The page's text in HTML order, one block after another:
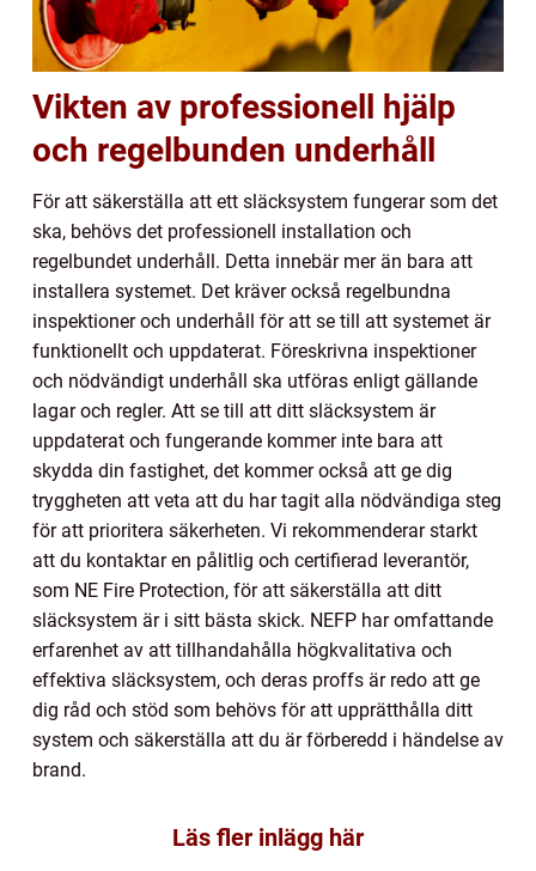
Vikten av professionell hjälp
och regelbunden underhåll
För att säkerställa att ett släcksystem fungerar som det
ska, behövs det professionell installation och
regelbundet underhåll. Detta innebär mer än bara att
installera systemet. Det kräver också regelbundna
inspektioner och underhåll för att se till att systemet är
funktionellt och uppdaterat. Föreskrivna inspektioner
och nödvändigt underhåll ska utföras enligt gällande
lagar och regler. Att se till att ditt släcksystem är
uppdaterat och fungerande kommer inte bara att
skydda din fastighet, det kommer också att ge dig
tryggheten att veta att du har tagit alla nödvändiga steg
för att prioritera säkerheten. Vi rekommenderar starkt
att du kontaktar en pålitlig och certifierad leverantör,
som NE Fire Protection, för att säkerställa att ditt
släcksystem är i sitt bästa skick. NEFP har omfattande
erfarenhet av att tillhandahålla högkvalitativa och
effektiva släcksystem, och deras proffs är redo att ge
dig råd och stöd som behövs för att upprätthålla ditt
system och säkerställa att du är förberedd i händelse av
brand.
Läs fler inlägg här